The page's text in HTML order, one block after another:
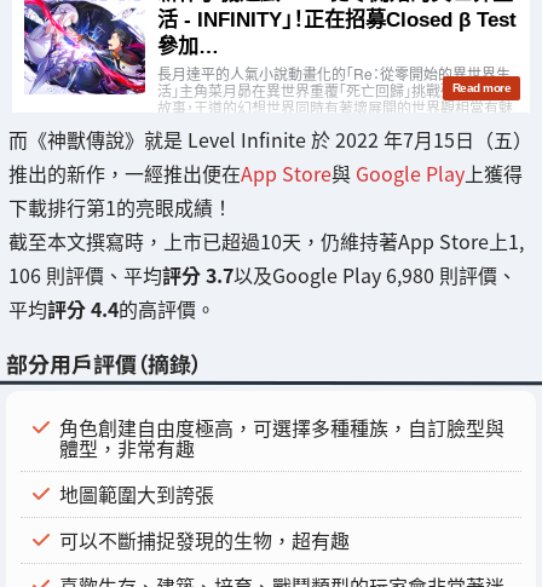
而《神獸傳說》就是 Level Infinite 於 2022 年7月15日（五）
推出的新作，一經推出便在App Store與 Google Play 上獲得
下載排行第1的亮眼成績！
截至本文撰寫時，上市已超過10天，仍維持著App Store上1,
106 則評價、平均評分 3.7以及Google Play 6,980 則評價、
平均評分 4.4的高評價。
部分用戶評價（摘錄）
角色創建自由度極高，可選擇多種種族，自訂臉型與
體型，非常有趣
地圖範圍大到誇張
可以不斷捕捉發現的生物，超有趣